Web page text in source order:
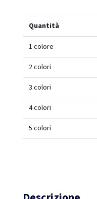
Quantità
1 colore
2 colori
3 colori
4 colori
5 colori